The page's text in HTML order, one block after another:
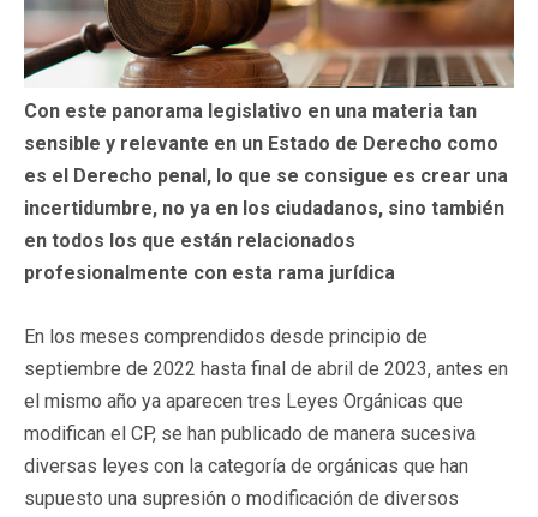
Con este panorama legislativo en una materia tan
sensible y relevante en un Estado de Derecho como
es el Derecho penal, lo que se consigue es crear una
incertidumbre, no ya en los ciudadanos, sino también
en todos los que están relacionados
profesionalmente con esta rama jurídica
En los meses comprendidos desde principio de
septiembre de 2022 hasta final de abril de 2023, antes en
el mismo año ya aparecen tres Leyes Orgánicas que
modifican el CP, se han publicado de manera sucesiva
diversas leyes con la categoría de orgánicas que han
supuesto una supresión o modificación de diversos